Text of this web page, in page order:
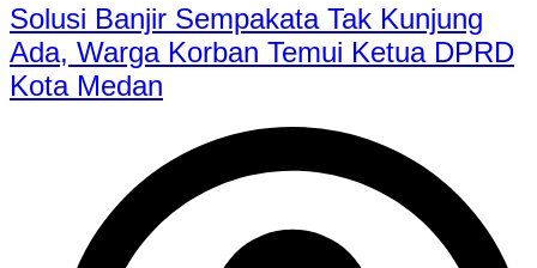
Solusi Banjir Sempakata Tak Kunjung
Ada, Warga Korban Temui Ketua DPRD
Kota Medan